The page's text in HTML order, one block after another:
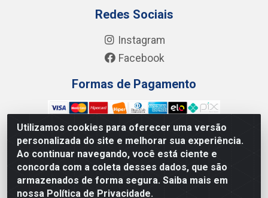
Utilizamos cookies para oferecer uma versão
personalizada do site e melhorar sua experiência.
Ao continuar navegando, você está ciente e
concorda com a coleta desses dados, que são
armazenados de forma segura. Saiba mais em
nossa Política de Privacidade.
Redes Sociais
Instagram
Facebook
Formas de Pagamento
Junco Industria e Comercio Ltda - R. Lineu Anterino
Mariano, 505 - Distrito Industrial, Uberlândia - MG CEP
38.402-346 - CNPJ: 66.312.653/0001-14